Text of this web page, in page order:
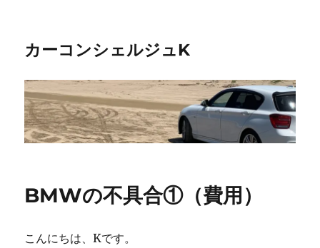
カーコンシェルジュK
BMWの不具合①（費用）
こんにちは、Kです。